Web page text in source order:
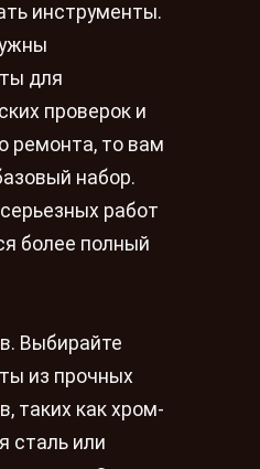
инструменты.
для
проверок и
ремонта, то вам
набор.
работ
более полный
Выбирайте
из прочных
таких как хром-
сталь или